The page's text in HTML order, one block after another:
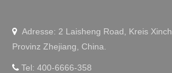
 Adresse: 2 Laisheng Road, Kreis
Provinz Zhejiang, China.
 Tel: 400-6666-358